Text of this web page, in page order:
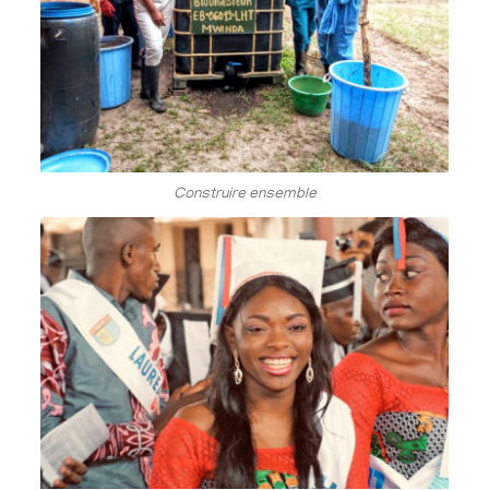
Construire ensemble